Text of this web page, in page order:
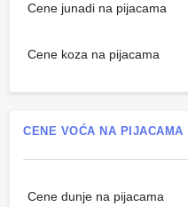
Cene junadi na pijacama
Cene koza na pijacama
CENE VOĆA NA PIJACAMA
Cene dunje na pijacama